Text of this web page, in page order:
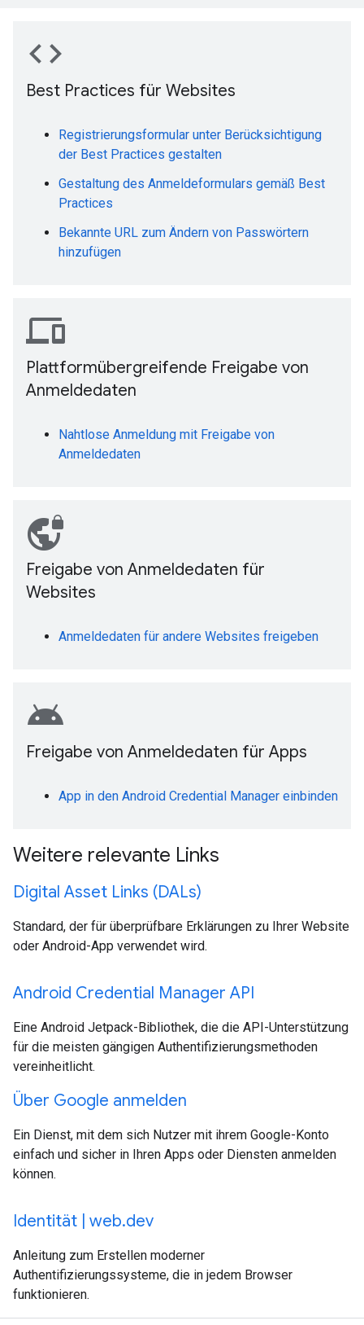
code
Best Practices für Websites
Registrierungsformular unter Berücksichtigung
der Best Practices gestalten
Gestaltung des Anmeldeformulars gemäß Best
Practices
Bekannte URL zum Ändern von Passwörtern
hinzufügen
devices
Plattformübergreifende Freigabe von
Anmeldedaten
Nahtlose Anmeldung mit Freigabe von
Anmeldedaten
vpn_lock
Freigabe von Anmeldedaten für
Websites
Anmeldedaten für andere Websites freigeben
android
Freigabe von Anmeldedaten für Apps
App in den Android Credential Manager einbinden
Weitere relevante Links
Digital Asset Links (DALs)
Standard, der für überprüfbare Erklärungen zu Ihrer Website
oder Android-App verwendet wird.
Android Credential Manager API
Eine Android Jetpack-Bibliothek, die die API-Unterstützung
für die meisten gängigen Authentifizierungsmethoden
vereinheitlicht.
Über Google anmelden
Ein Dienst, mit dem sich Nutzer mit ihrem Google-Konto
einfach und sicher in Ihren Apps oder Diensten anmelden
können.
Identität | web.dev
Anleitung zum Erstellen moderner
Authentifizierungssysteme, die in jedem Browser
funktionieren.